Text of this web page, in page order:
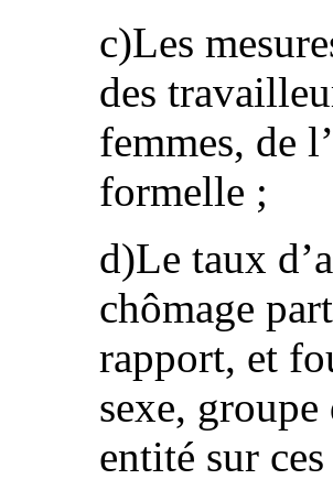
c)Les
des
femmes, de
formelle ;
d)Le taux
chômage
rapport, et
sexe, groupe
entité sur